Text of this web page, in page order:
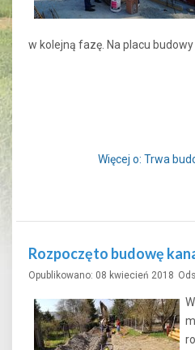
w kolejną fazę. Na placu budowy
Więcej o: Trwa
Rozpoczęto budowę
Opublikowano: 08 kwiecień 2018